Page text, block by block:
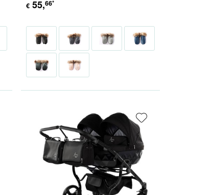
€ 55,66*